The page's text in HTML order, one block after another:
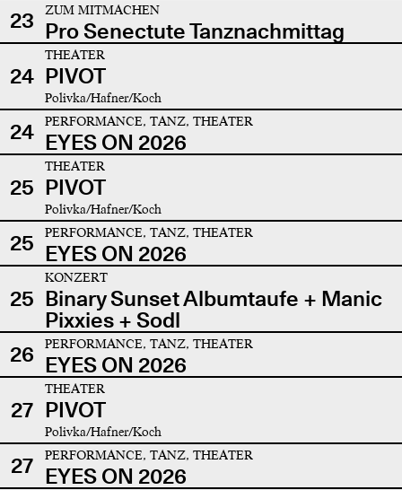
23
ZUM MITMACHEN
Pro Senectute Tanznachmittag
24
THEATER
PIVOT
Polivka/Hafner/Koch
24 PERFORMANCE, TANZ, THEATER
EYES ON 2026
25
THEATER
PIVOT
Polivka/Hafner/Koch
25 PERFORMANCE, TANZ, THEATER
EYES ON 2026
25
KONZERT
Binary Sunset Albumtaufe + Manic
Pixxies + Sodl
26
PERFORMANCE, TANZ, THEATER
EYES ON 2026
27
THEATER
PIVOT
Polivka/Hafner/Koch
27 PERFORMANCE, TANZ, THEATER
EYES ON 2026